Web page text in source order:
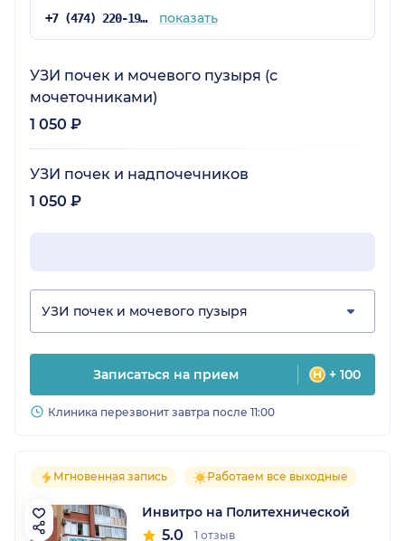
+7 (474) 220-19-93 показать
УЗИ почек и мочевого пузыря (с
мочеточниками)
1 050 ₽
УЗИ почек и надпочечников
1 050 ₽
УЗИ почек и мочевого пузыря
Записаться на прием + 100
Клиника перезвонит завтра после 11:00
Мгновенная запись Работаем все выходные
Инвитро на Политехнической
5.0 1 отзыв